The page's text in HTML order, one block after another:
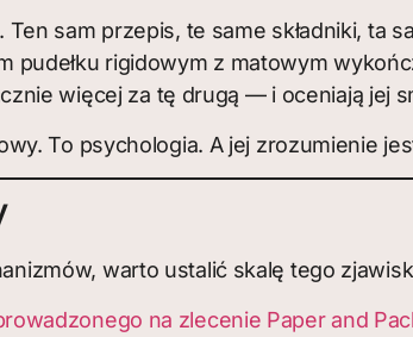
sam przepis, te same składniki, ta
pudełku rigidowym z matowym
więcej za tę drugą — i oceniają jej
To psychologia. A jej zrozumienie
warto ustalić skalę tego
na zlecenie Paper and